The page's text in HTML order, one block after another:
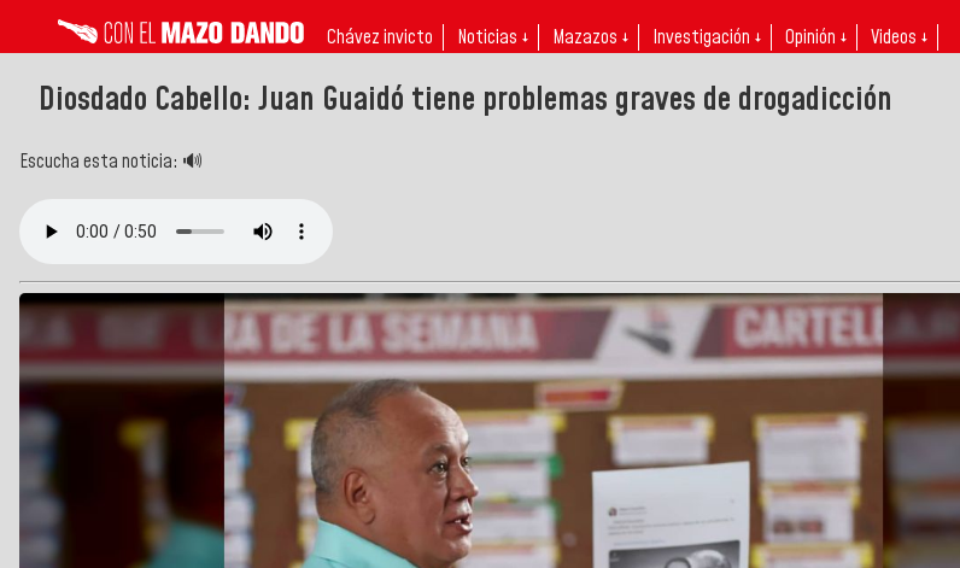
Chávez invicto Noticias ↓ Mazazos ↓ Investigación ↓ Opinión ↓ Videos ↓
Diosdado Cabello: Juan Guaidó tiene problemas graves de drogadicción
Escucha esta noticia: 🔊